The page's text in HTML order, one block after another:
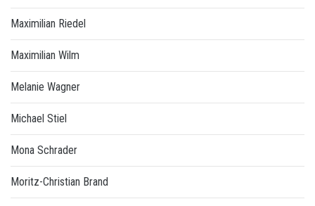
Maximilian Riedel
Maximilian Wilm
Melanie Wagner
Michael Stiel
Mona Schrader
Moritz-Christian Brand